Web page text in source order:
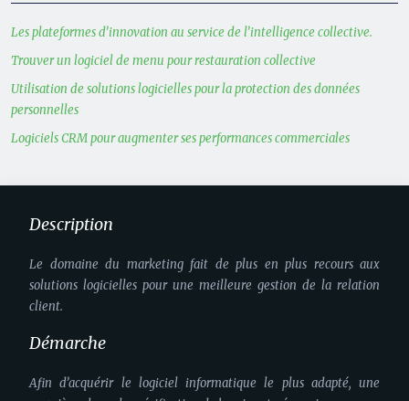
Les plateformes d’innovation au service de l’intelligence collective.
Trouver un logiciel de menu pour restauration collective
Utilisation de solutions logicielles pour la protection des données
personnelles
Logiciels CRM pour augmenter ses performances commerciales
Description
Le domaine du marketing fait de plus en plus recours aux
solutions logicielles pour une meilleure gestion de la relation
client.
Démarche
Afin d’acquérir le logiciel informatique le plus adapté, une